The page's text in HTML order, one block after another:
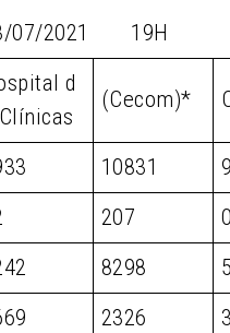
07/2021 19H
d
(Cecom)*
10831
207 0
8298
2326